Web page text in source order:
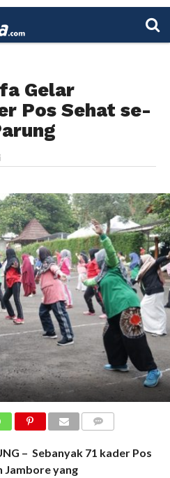
Gelar
Pos Sehat se-
– Sebanyak 71 kader Pos
Jambore yang